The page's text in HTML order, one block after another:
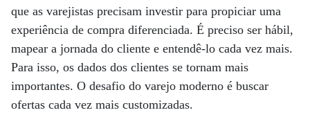
que as varejistas precisam investir para propiciar uma
experiência de compra diferenciada. É preciso ser hábil,
mapear a jornada do cliente e entendê-lo cada vez mais.
Para isso, os dados dos clientes se tornam mais
importantes. O desafio do varejo moderno é buscar
ofertas cada vez mais customizadas.